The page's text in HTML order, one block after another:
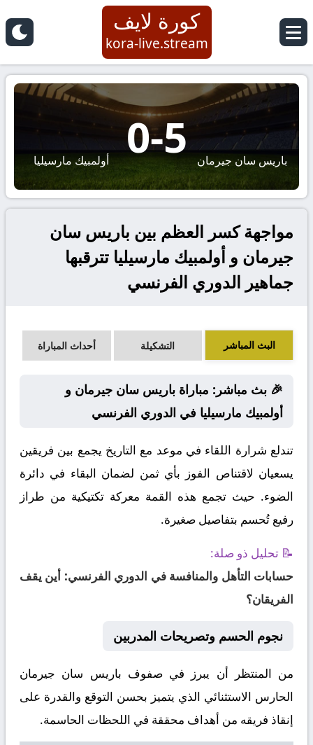
كورة لايف
kora-live.stream
باريس سان جيرمان 5
-
0 أولمبيك مارسيليا
مواجهة كسر العظم بين باريس سان
جيرمان و أولمبيك مارسيليا تترقبها
جماهير الدوري الفرنسي
البث المباشر التشكيلة أحداث المباراة
🎉 بث مباشر: مباراة باريس سان جيرمان و
أولمبيك مارسيليا في الدوري الفرنسي
تندلع شرارة اللقاء في موعد مع التاريخ يجمع بين فريقين
يسعيان لاقتناص الفوز بأي ثمن لضمان البقاء في دائرة
الضوء. حيث تجمع هذه القمة معركة تكتيكية من طراز
رفيع تُحسم بتفاصيل صغيرة.
📝 تحليل ذو صلة:
حسابات التأهل والمنافسة في الدوري الفرنسي: أين يقف
الفريقان؟
نجوم الحسم وتصريحات المدربين
من المنتظر أن يبرز في صفوف باريس سان جيرمان
الحارس الاستثنائي الذي يتميز بحسن التوقع والقدرة على
إنقاذ فريقه من أهداف محققة في اللحظات الحاسمة.